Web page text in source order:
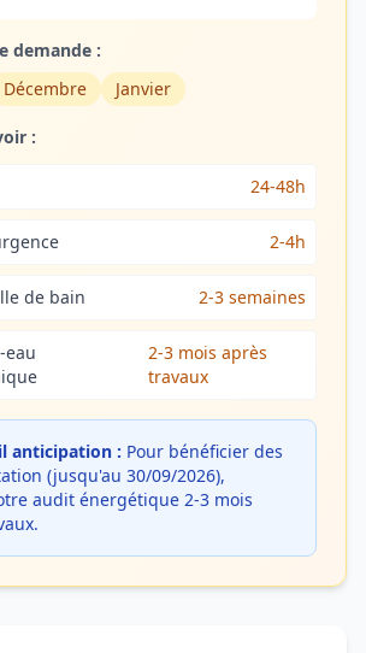
demande :
Décembre Janvier
:
24-48h
2-4h
de bain 2-3 semaines
eau
2-3 mois après
travaux
anticipation : Pour bénéficier des
(jusqu'au 30/09/2026),
audit énergétique 2-3 mois